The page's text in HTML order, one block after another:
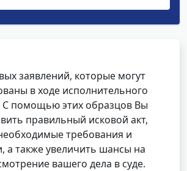
заявлений, которые могут
в ходе исполнительного
С помощью этих образцов Вы
правильный исковой акт,
требования и
а также увеличить шансы на
вашего дела в суде.